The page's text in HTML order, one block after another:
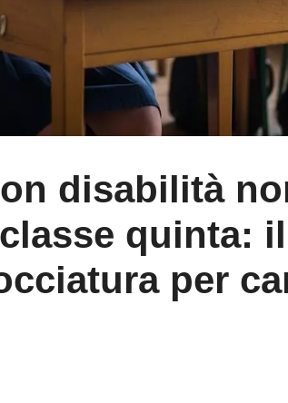
disabilità
quinta:
per